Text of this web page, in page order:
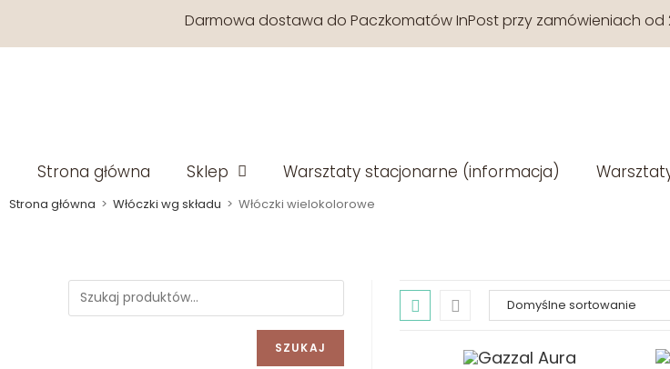
Darmowa dostawa do Paczkomatów InPost przy zamówieniach od
Strona główna Sklep Warsztaty stacjonarne (informacja)
Strona główna > Włóczki wg składu > Włóczki wielokolorowe
SZUKAJ